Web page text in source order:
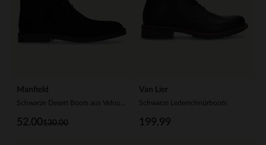
Manfield
130.00
52.00
Van Lier
Schwarze Lederschnürboots
199.99